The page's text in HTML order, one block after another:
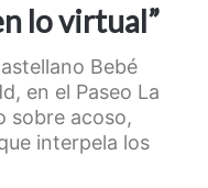
lo virtual”
Bebé
en el Paseo La
sobre acoso,
interpela los